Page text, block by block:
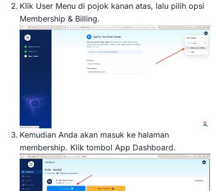
Klik User Menu di pojok kanan atas, lalu pilih opsi
Membership & Billing.
Kemudian Anda akan masuk ke halaman
membership. Klik tombol App Dashboard.